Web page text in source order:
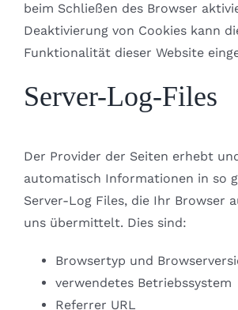
beim Schließen des Browser
Deaktivierung von Cookies kann
Funktionalität dieser Website
Server-Log-Files
Der Provider der Seiten erhebt
automatisch Informationen in so
Server-Log Files, die Ihr Browser
uns übermittelt. Dies sind:
Browsertyp und
verwendetes Betriebssystem
Referrer URL